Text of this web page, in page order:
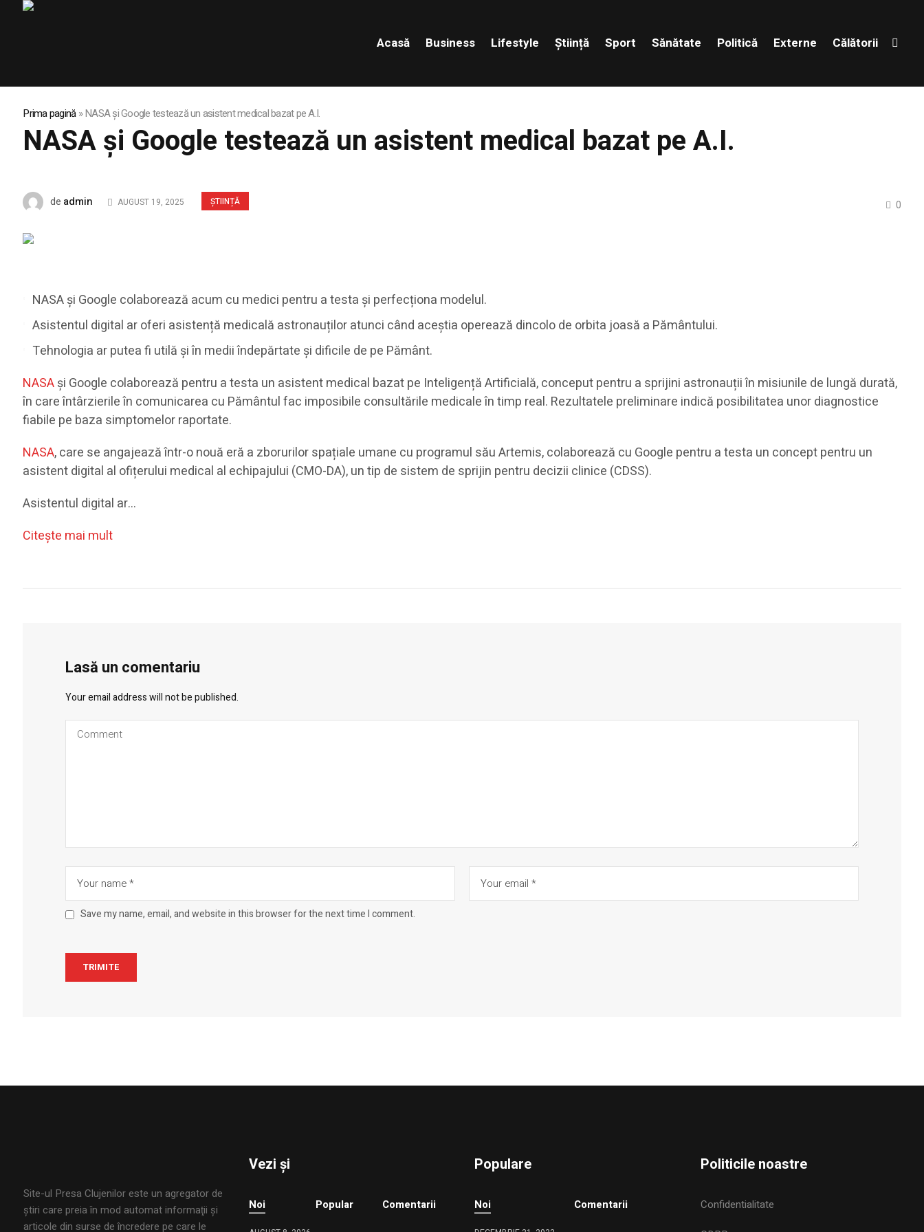
Acasă Business Lifestyle Știință Sport Sănătate Politică Externe Călătorii
Prima pagină»NASA și Google testează un asistent medical bazat pe A.I.
NASA și Google testează un asistent medical bazat pe A.I.
ȘTIINȚĂ 0
de admin AUGUST 19, 2025
NASA și Google colaborează acum cu medici pentru a testa și perfecționa modelul.
Asistentul digital ar oferi asistență medicală astronauților atunci când aceștia operează dincolo de orbita joasă a Pământului.
Tehnologia ar putea fi utilă și în medii îndepărtate și dificile de pe Pământ.
NASAși Google colaborează pentru a testa un asistent medical bazat pe Inteligență Artificială, conceput pentru a sprijini astronauții în misiunile de lungă durată,
în care întârzierile în comunicarea cu Pământul fac imposibile consultările medicale în timp real. Rezultatele preliminare indică posibilitatea unor diagnostice
fiabile pe baza simptomelor raportate.
NASA, care se angajează într-o nouă eră a zborurilor spațiale umane cu programul său Artemis, colaborează cu Google pentru a testa un concept pentru un
asistent digital al ofițerului medical al echipajului (CMO-DA), un tip de sistem de sprijin pentru decizii clinice (CDSS).
Asistentul digital ar…
Citeşte mai mult
Lasă un comentariu
Your email address will not be published.
Save my name, email, and website in this browser for the next time I comment.
Site-ul Presa Clujenilor este un agregator de
ştiri care preia în mod automat informaţii şi
articole din surse de încredere pe care le
Vezi și
Noi Popular Comentarii
Populare
Noi Comentarii
Politicile noastre
Confidentialitate